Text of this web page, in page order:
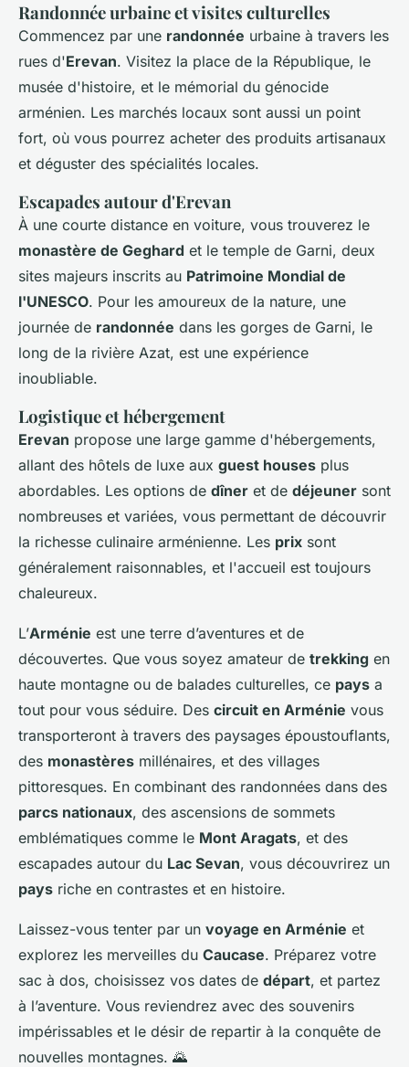
Randonnée urbaine et visites culturelles
Commencez par une randonnée urbaine à travers les
rues d'Erevan. Visitez la place de la République, le
musée d'histoire, et le mémorial du génocide
arménien. Les marchés locaux sont aussi un point
fort, où vous pourrez acheter des produits artisanaux
et déguster des spécialités locales.
Escapades autour d'Erevan
À une courte distance en voiture, vous trouverez le
monastère de Geghard et le temple de Garni, deux
sites majeurs inscrits au Patrimoine Mondial de
l'UNESCO. Pour les amoureux de la nature, une
journée de randonnée dans les gorges de Garni, le
long de la rivière Azat, est une expérience
inoubliable.
Logistique et hébergement
Erevan propose une large gamme d'hébergements,
allant des hôtels de luxe aux guest houses plus
abordables. Les options de dîner et de déjeuner sont
nombreuses et variées, vous permettant de découvrir
la richesse culinaire arménienne. Les prix sont
généralement raisonnables, et l'accueil est toujours
chaleureux.
L’Arménie est une terre d’aventures et de
découvertes. Que vous soyez amateur de trekking en
haute montagne ou de balades culturelles, ce pays a
tout pour vous séduire. Des circuit en Arménie vous
transporteront à travers des paysages époustouflants,
des monastères millénaires, et des villages
pittoresques. En combinant des randonnées dans des
parcs nationaux, des ascensions de sommets
emblématiques comme le Mont Aragats, et des
escapades autour du Lac Sevan, vous découvrirez un
pays riche en contrastes et en histoire.
Laissez-vous tenter par un voyage en Arménie et
explorez les merveilles du Caucase. Préparez votre
sac à dos, choisissez vos dates de départ, et partez
à l’aventure. Vous reviendrez avec des souvenirs
impérissables et le désir de repartir à la conquête de
nouvelles montagnes. 🌄